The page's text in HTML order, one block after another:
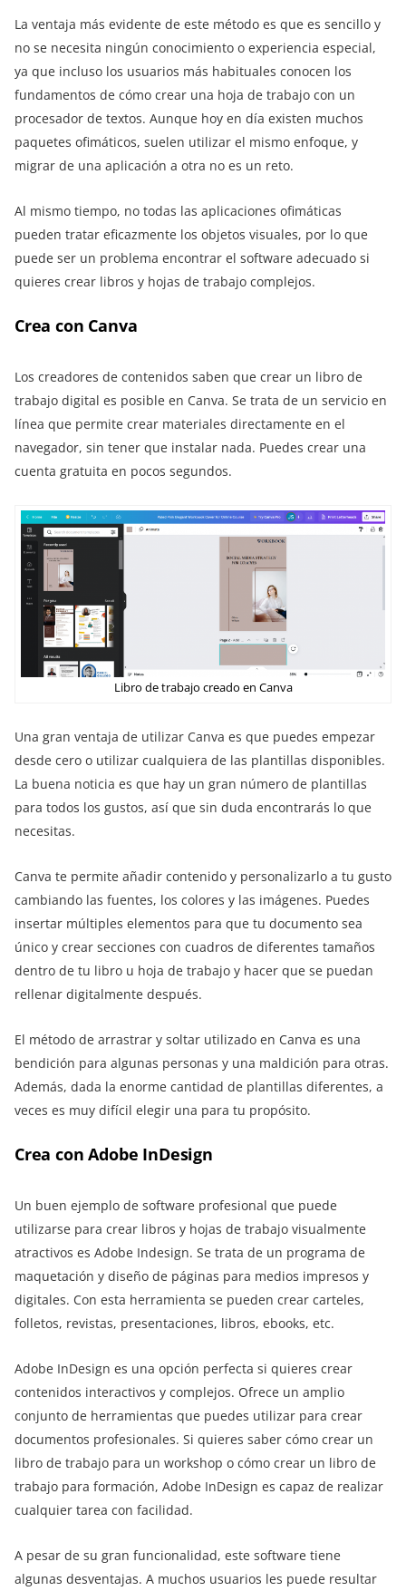
La ventaja más evidente de este método es que es sencillo y
no se necesita ningún conocimiento o experiencia especial,
ya que incluso los usuarios más habituales conocen los
fundamentos de cómo crear una hoja de trabajo con un
procesador de textos. Aunque hoy en día existen muchos
paquetes ofimáticos, suelen utilizar el mismo enfoque, y
migrar de una aplicación a otra no es un reto.
Al mismo tiempo, no todas las aplicaciones ofimáticas
pueden tratar eficazmente los objetos visuales, por lo que
puede ser un problema encontrar el software adecuado si
quieres crear libros y hojas de trabajo complejos.
Crea con Canva
Los creadores de contenidos saben que crear un libro de
trabajo digital es posible en Canva. Se trata de un servicio en
línea que permite crear materiales directamente en el
navegador, sin tener que instalar nada. Puedes crear una
cuenta gratuita en pocos segundos.
Libro de trabajo creado en Canva
Una gran ventaja de utilizar Canva es que puedes empezar
desde cero o utilizar cualquiera de las plantillas disponibles.
La buena noticia es que hay un gran número de plantillas
para todos los gustos, así que sin duda encontrarás lo que
necesitas.
Canva te permite añadir contenido y personalizarlo a tu gusto
cambiando las fuentes, los colores y las imágenes. Puedes
insertar múltiples elementos para que tu documento sea
único y crear secciones con cuadros de diferentes tamaños
dentro de tu libro u hoja de trabajo y hacer que se puedan
rellenar digitalmente después.
El método de arrastrar y soltar utilizado en Canva es una
bendición para algunas personas y una maldición para otras.
Además, dada la enorme cantidad de plantillas diferentes, a
veces es muy difícil elegir una para tu propósito.
Crea con Adobe InDesign
Un buen ejemplo de software profesional que puede
utilizarse para crear libros y hojas de trabajo visualmente
atractivos es Adobe Indesign. Se trata de un programa de
maquetación y diseño de páginas para medios impresos y
digitales. Con esta herramienta se pueden crear carteles,
folletos, revistas, presentaciones, libros, ebooks, etc.
Adobe InDesign es una opción perfecta si quieres crear
contenidos interactivos y complejos. Ofrece un amplio
conjunto de herramientas que puedes utilizar para crear
documentos profesionales. Si quieres saber cómo crear un
libro de trabajo para un workshop o cómo crear un libro de
trabajo para formación, Adobe InDesign es capaz de realizar
cualquier tarea con facilidad.
A pesar de su gran funcionalidad, este software tiene
algunas desventajas. A muchos usuarios les puede resultar